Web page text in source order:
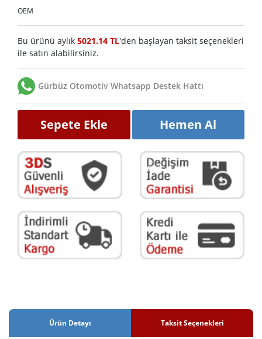
OEM
Bu ürünü aylık 5021.14 TL'den başlayan taksit seçenekleri
ile satın alabilirsiniz.
Gürbüz Otomotiv Whatsapp Destek Hattı
Sepete Ekle Hemen Al
Ürün Detayı Taksit Seçenekleri